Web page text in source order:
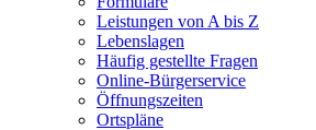
Leistungen von A bis Z
Lebenslagen
Häufig gestellte Fragen
Online-Bürgerservice
Öffnungszeiten
Ortspläne